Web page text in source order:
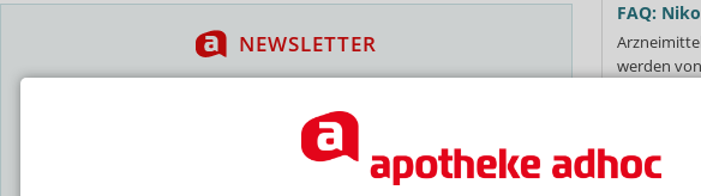
NEWSLETTER
abonnieren
Hinweis zum Newsletter & Datenschutz
FAQ:
werden